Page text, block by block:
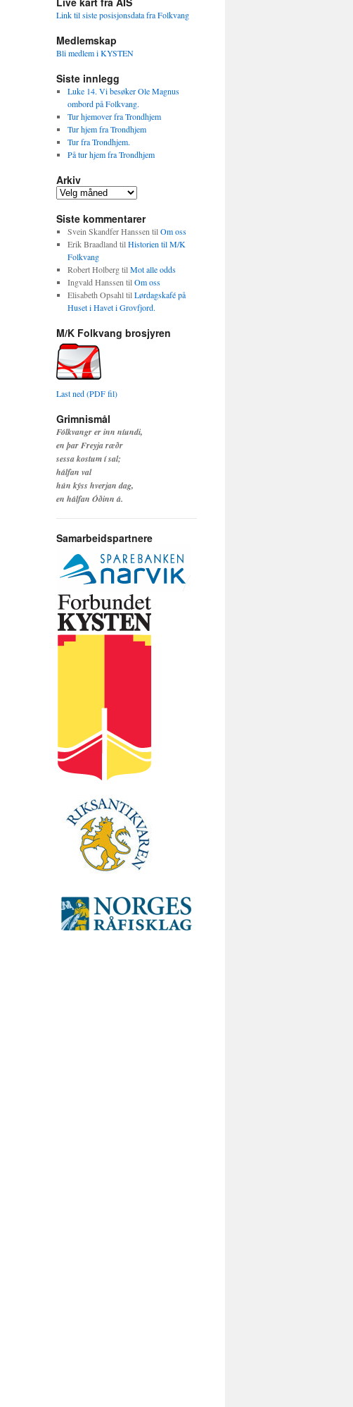
Link til siste posisjonsdata fra Folkvang
Medlemskap
Bli medlem i KYSTEN
Siste innlegg
Luke 14. Vi besøker Ole Magnus
ombord på Folkvang.
Tur hjemover fra Trondhjem
Tur hjem fra Trondhjem
Tur fra Trondhjem.
På tur hjem fra Trondhjem
Arkiv
Arkiv
Siste kommentarer
Svein Skandfer Hanssen tilOm oss
Erik Braadland tilHistorien til M/K
Folkvang
Robert HolbergtilMot alle odds
Ingvald Hanssen tilOm oss
Elisabeth OpsahltilLørdagskafé på
Huset i Havet i Grovfjord.
M/K Folkvang brosjyren
Last ned (PDF fil)
Grimnismål
Fólkvangr er inn níundi,
en þar Freyja ræðr
sessa kostum í sal;
hálfan val
hún kýss hverjan dag,
en hálfan Óðinn á.
Samarbeidspartnere